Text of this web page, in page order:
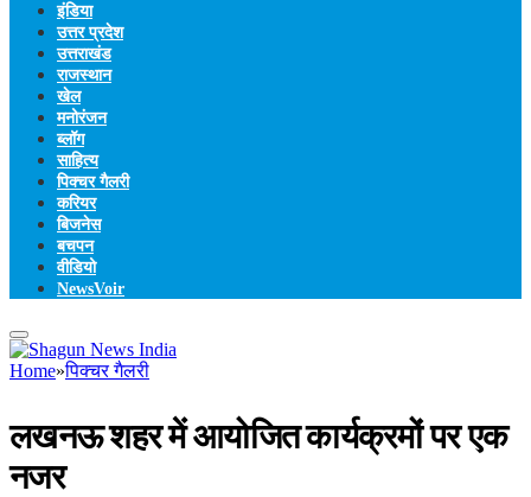
इंडिया
उत्तर प्रदेश
उत्तराखंड
राजस्थान
खेल
मनोरंजन
ब्लॉग
साहित्य
पिक्चर गैलरी
करियर
बिजनेस
बचपन
वीडियो
NewsVoir
Home»पिक्चर गैलरी
लखनऊ शहर में आयोजित कार्यक्रमों पर एक
नजर